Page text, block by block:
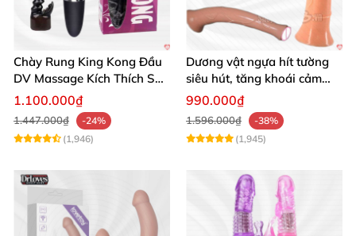
Chày Rung King Kong Đầu
DV Massage Kích Thích Sâu
Mạnh Mẽ
1.100.000₫
1.447.000₫
-24%
(1,946)
Dương vật ngựa hít tường
siêu hút, tăng khoái cảm
tận hưởng
990.000₫
1.596.000₫
-38%
(1,945)